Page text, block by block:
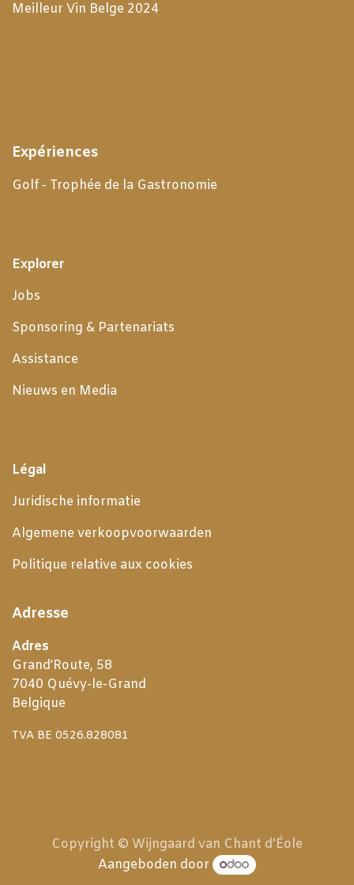
Meilleur Vin Belge 2024
Expériences
Golf - Trophée de la Gastronomie
Explorer
Jobs
Sponsoring & Partenariats
Assistance
Nieuws en Media
Légal
Juridische informatie
Algemene verkoopvoorwaarden
Politique relative aux cookies
Adresse
Adres
Grand’Route, 58
7040 Quévy-le-Grand
Belgique
TVA BE 0526.828081
Copyright © Wijngaard van Chant d'Éole
Aangeboden door